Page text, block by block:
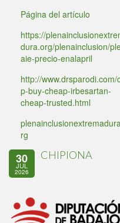
Página del artículo
https://
dura.org/plenainclusion/
aie-precio-enalapril
http://www.drsparodi.com/
p-buy-cheap-irbesartan-
cheap-trusted.html
rg
30
JUL
2026
CHIPIONA